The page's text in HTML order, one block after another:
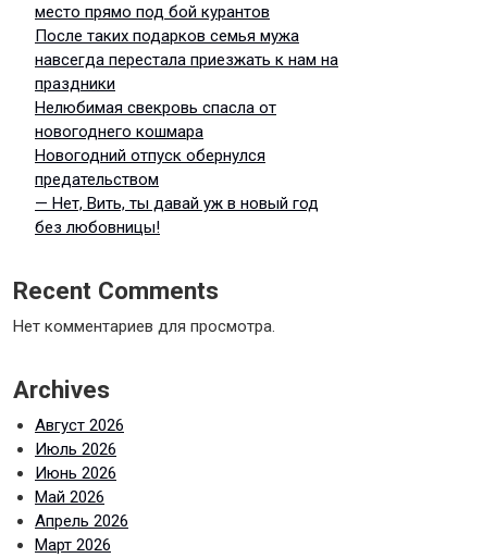
место прямо под бой курантов
После таких подарков семья мужа
навсегда перестала приезжать к нам на
праздники
Нелюбимая свекровь спасла от
новогоднего кошмара
Новогодний отпуск обернулся
предательством
— Нет, Вить, ты давай уж в новый год
без любовницы!
Recent Comments
Нет комментариев для просмотра.
Archives
Август 2026
Июль 2026
Июнь 2026
Май 2026
Апрель 2026
Март 2026